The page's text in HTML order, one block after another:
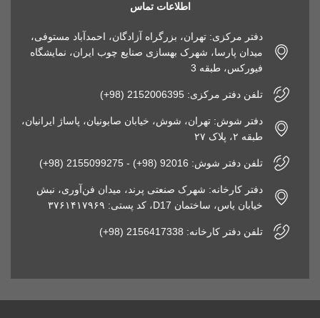
اطلاعات تماس
دفتر مرکزی: تهران، بزرگراه آزادگان، احمدآباد مستوفی،
میدان پارسا، شهرک بهسازی صنایع چوب ایران، نمایشگاه
فیورکس، طبقه 3
تلفن دفتر مرکزی: 2152006395 (98+)
دفتر شوش: تهران، شوش، خیابان صابونیان، پاساژ ایرانیان،
طبقه ۲، پلاک ۲۷
تلفن دفتر شوش: 92016 (98+) - 2155099275 (98+)
دفتر کارخانه: شهرک صنعتی پرند، میدان فن‌آوری، نبش
خیابان یاس، ساختمان D17، کد پستی: ۳۷۶۱۴۱۷۹۶۹
تلفن دفتر کارخانه: 2156417338 (98+)